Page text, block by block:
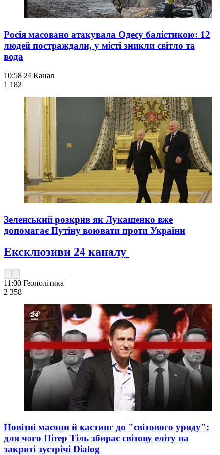
Росія масовано атакувала Одесу балістикою: 12
людей постраждали, у місті зникли світло та
вода
10:58 24 Канал
1 182
Зеленський розкрив як Лукашенко вже
допомагає Путіну воювати проти України
Ексклюзиви 24 каналу
11:00 Геополітика
2 358
Новітні масони й кастинг до "світового уряду":
для чого Пітер Тіль збирає світову еліту на
закриті зустрічі Dialog